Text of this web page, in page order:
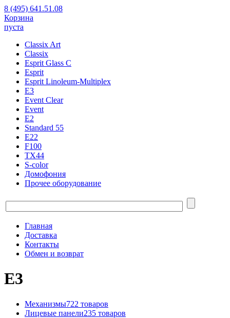
8 (495) 641.51.08
Корзина
пуста
Classix Art
Classix
Esprit Glass C
Esprit
Esprit Linoleum-Multiplex
E3
Event Clear
Event
E2
Standard 55
E22
F100
TX44
S-color
Домофония
Прочее оборудование
Главная
Доставка
Контакты
Обмен и возврат
E3
Механизмы722 товаров
Лицевые панели235 товаров